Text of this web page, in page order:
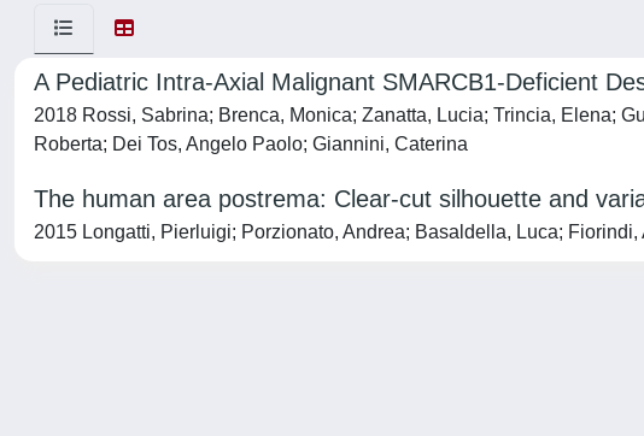
A Pediatric Intra-Axial Malignant SMARCB1-Deficient
2018 Rossi, Sabrina; Brenca, Monica; Zanatta, Lucia; Trincia, Elena;
Roberta; Dei Tos, Angelo Paolo; Giannini, Caterina
The human area postrema: Clear-cut silhouette and
2015 Longatti, Pierluigi; Porzionato, Andrea; Basaldella, Luca;